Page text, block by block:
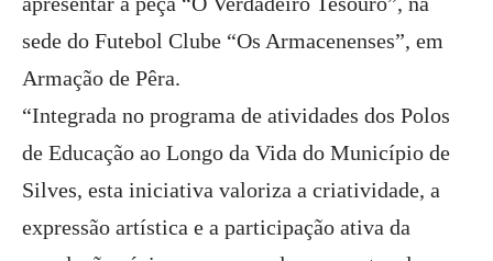
sede do Futebol Clube “Os Armacenenses”, em
Armação de Pêra.
“Integrada no programa de atividades dos Polos
de Educação ao Longo da Vida do Município de
Silves, esta iniciativa valoriza a criatividade, a
expressão artística e a participação ativa da